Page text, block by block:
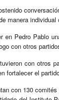
manera
en Pedro Pablo
con otros
con otros
fortalecer el
con 130